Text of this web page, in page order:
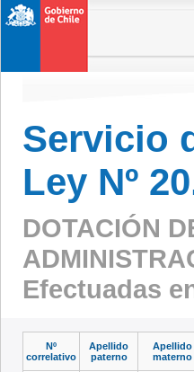
Servicio
Ley Nº
DOTACIÓN
Efectuadas
Nº
correlativo
Apellido
paterno
Apellido
materno